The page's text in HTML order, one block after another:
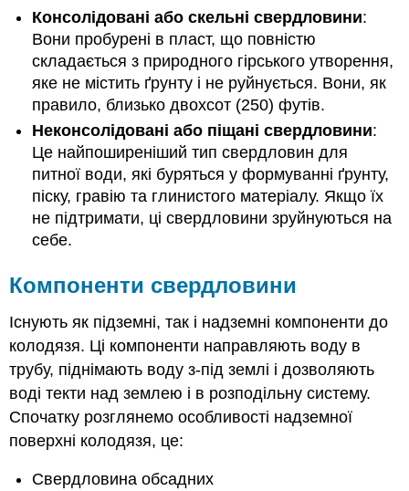
Консолідовані або скельні свердловини:
Вони пробурені в пласт, що повністю
складається з природного гірського утворення,
яке не містить ґрунту і не руйнується. Вони, як
правило, близько двохсот (250) футів.
Неконсолідовані або піщані свердловини:
Це найпоширеніший тип свердловин для
питної води, які буряться у формуванні ґрунту,
піску, гравію та глинистого матеріалу. Якщо їх
не підтримати, ці свердловини зруйнуються на
себе.
Компоненти свердловини
Існують як підземні, так і надземні компоненти до
колодязя. Ці компоненти направляють воду в
трубу, піднімають воду з-під землі і дозволяють
воді текти над землею і в розподільну систему.
Спочатку розглянемо особливості надземної
поверхні колодязя, це:
Свердловина обсадних